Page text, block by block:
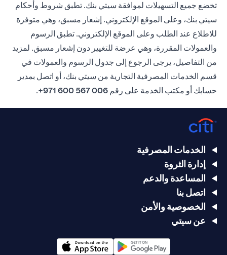
تخضع جميع التسهيلات لموافقة سيتي بنك. تطبق شروط وأحكام
سيتي بنك، وعلى الموقع الإلكتروني. إشعار مسبق، وهي متوفرة
للاطلاع عند الطلب وعلى الموقع الإلكتروني. تطبق الرسوم
والعمولات المقررة، وهي عرضة للتغيير دون إشعار مسبق. لمزيد
من التفاصيل، يرجى الرجوع إلى جدول الرسوم والعمولات في
قسم الخدمات المصرفية التجارية من سيتي بنك، أو اتصل بمدير
حسابك أو مكتب الخدمة على رقم 006 567 600 971+
.
الخدمات المصرفية
إدارة الثروة
المساعدة والدعم
اتصل بنا
الخصوصية والأمن
عن سيتي